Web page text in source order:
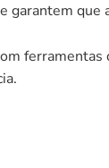
garantem que
ferramentas